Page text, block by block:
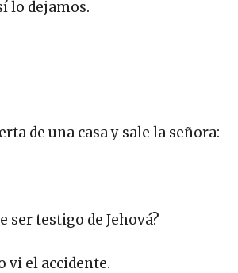
lo dejamos.
de una casa y sale la señora:
ser testigo de Jehová?
vi el accidente.